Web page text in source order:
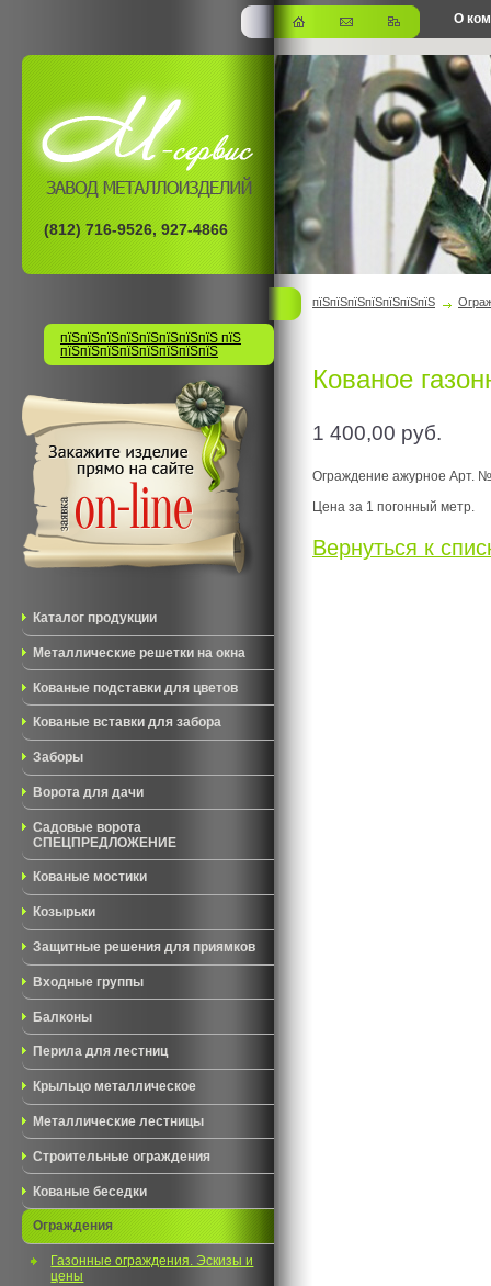
О
офис
(812) 716-9526, 927-4866
пїЅпїЅпїЅпїЅпїЅпїЅпїЅпїЅ пїЅ
пїЅпїЅпїЅпїЅпїЅпїЅпїЅпїЅ
Каталог продукции
Металлические решетки на окна
Кованые подставки для цветов
Кованые вставки для забора
Заборы
Ворота для дачи
Садовые ворота
СПЕЦПРЕДЛОЖЕНИЕ
Кованые мостики
Козырьки
Защитные решения для приямков
Входные группы
Балконы
Перила для лестниц
Крыльцо металлическое
Металлические лестницы
Строительные ограждения
Кованые беседки
Ограждения
Газонные ограждения. Эскизы и
цены
пїЅпїЅпїЅпїЅпїЅпїЅпїЅ
Кованое
1 400,00 руб.
Ограждение ажурное Арт.
Цена за 1 погонный метр.
Вернуться к